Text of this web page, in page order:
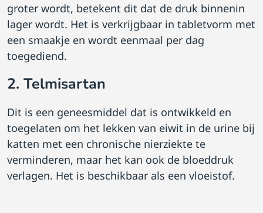
groter wordt, betekent dit dat de druk binnenin
lager wordt. Het is verkrijgbaar in tabletvorm met
een smaakje en wordt eenmaal per dag
toegediend.
2. Telmisartan
Dit is een geneesmiddel dat is ontwikkeld en
toegelaten om het lekken van eiwit in de urine bij
katten met een chronische nierziekte te
verminderen, maar het kan ook de bloeddruk
verlagen. Het is beschikbaar als een vloeistof.